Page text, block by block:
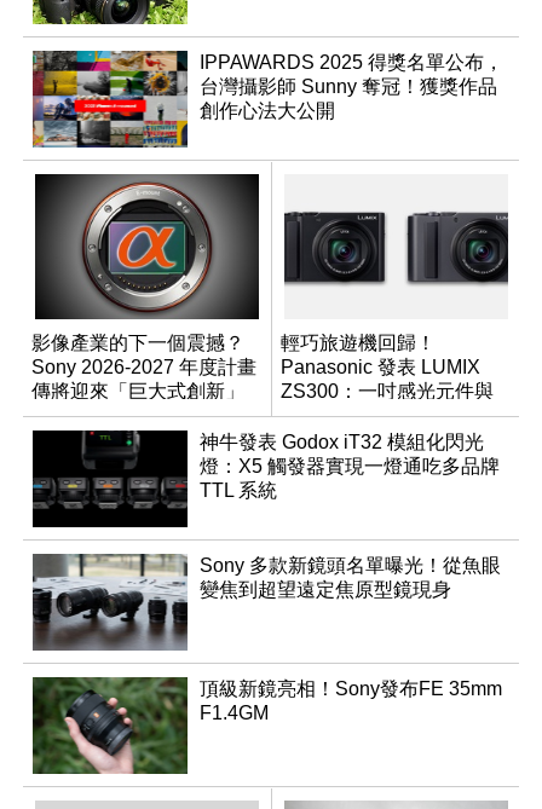
IPPAWARDS 2025 得獎名單公布，
台灣攝影師 Sunny 奪冠！獲獎作品
創作心法大公開
影像產業的下一個震撼？
Sony 2026-2027 年度計畫
傳將迎來「巨大式創新」
輕巧旅遊機回歸！
Panasonic 發表 LUMIX
ZS300：一吋感光元件與
15 倍光學變焦
神牛發表 Godox iT32 模組化閃光
燈：X5 觸發器實現一燈通吃多品牌
TTL 系統
Sony 多款新鏡頭名單曝光！從魚眼
變焦到超望遠定焦原型鏡現身
頂級新鏡亮相！Sony發布FE 35mm
F1.4GM